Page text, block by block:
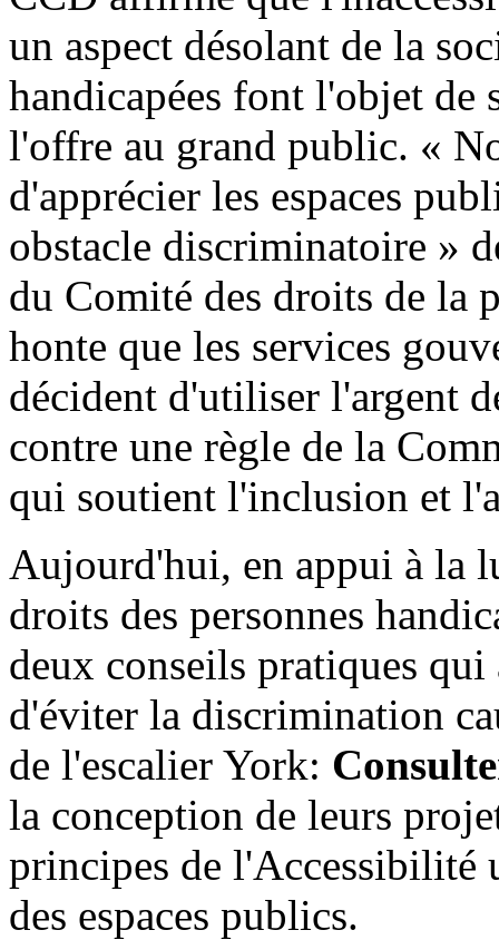
un aspect désolant de la
handicapées font l'objet de
l'offre au grand public. «
d'apprécier les espaces
obstacle discriminatoire »
du Comité des droits de la
honte que les services
décident d'utiliser l'argent
contre une règle de la
qui soutient l'inclusion et
Aujourd'hui, en appui à la
droits des personnes
deux conseils pratiques
d'éviter la discrimination
de l'escalier York:
la conception de leurs
principes de l'Accessibilité
des espaces publics.